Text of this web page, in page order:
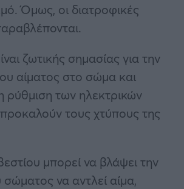
Όμως, οι διατροφικές
ζωτικής σημασίας για την
αίματος στο σώμα και
ρύθμιση των ηλεκτρικών
τους χτύπους της
μπορεί να βλάψει την
σώματος να αντλεί αίμα,